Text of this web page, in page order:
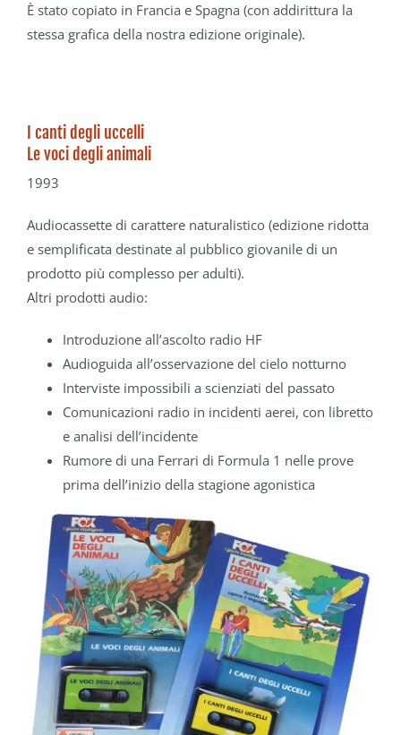
È stato copiato in Francia e Spagna (con addirittura la
stessa grafica della nostra edizione originale).
I canti degli uccelli
Le voci degli animali
1993
Audiocassette di carattere naturalistico (edizione ridotta
e semplificata destinate al pubblico giovanile di un
prodotto più complesso per adulti).
Altri prodotti audio:
Introduzione all’ascolto radio HF
Audioguida all’osservazione del cielo notturno
Interviste impossibili a scienziati del passato
Comunicazioni radio in incidenti aerei, con libretto
e analisi dell’incidente
Rumore di una Ferrari di Formula 1 nelle prove
prima dell’inizio della stagione agonistica